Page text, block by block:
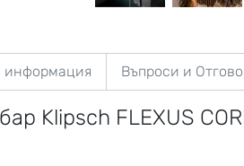
информация Въпроси и
Klipsch FLEXUS